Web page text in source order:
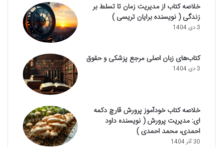
خلاصه کتاب از مدیریت زمان تا تسلط بر
زندگی ( نویسنده برایان تریسی )
3 دی 1404
کتاب‌های زبان اصلی مرجع پزشکی و حقوق
3 دی 1404
خلاصه کتاب خودآموز پرورش قارچ دکمه
ای: مدیریت پرورش ( نویسنده داود
احمدی، محمد احمدی )
30 آذر 1404